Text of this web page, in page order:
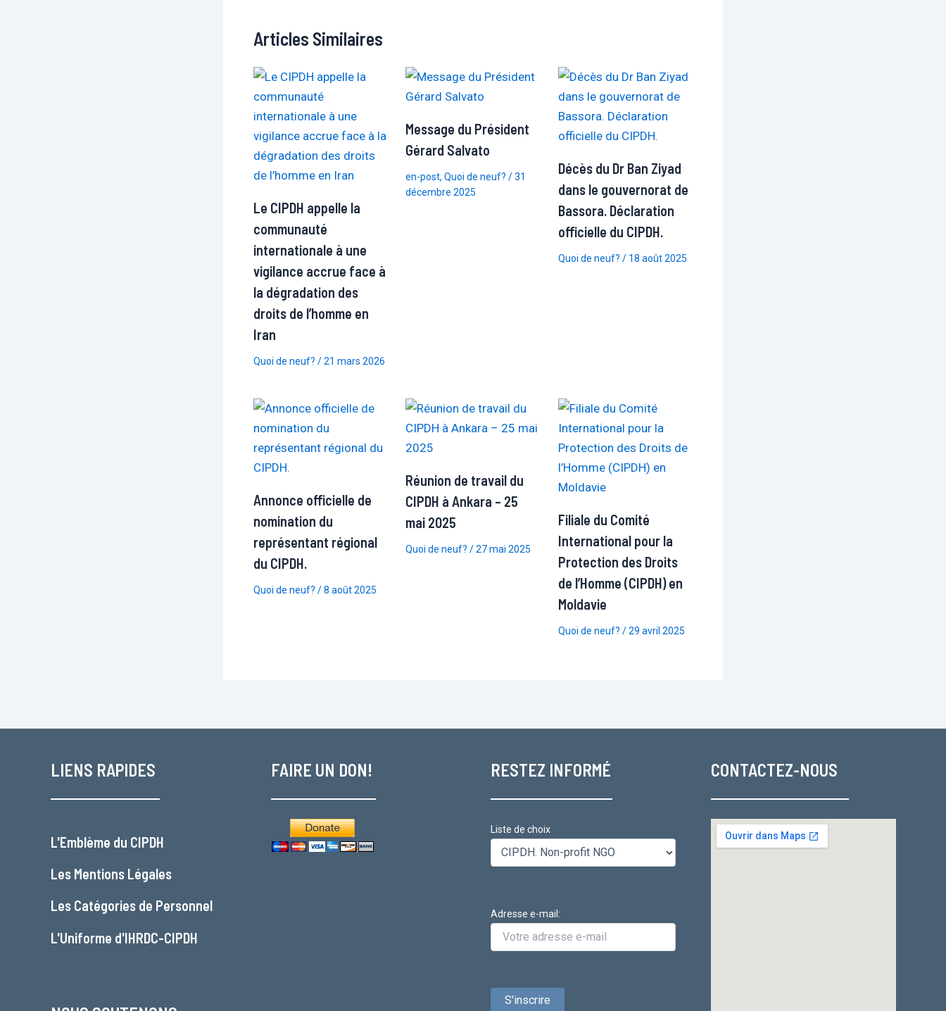
Articles Similaires
Le CIPDH appelle la
communauté
internationale à une
vigilance accrue face à
la dégradation des
droits de l’homme en
Iran
Quoi de neuf? /21 mars 2026
Message du Président
Gérard Salvato
en-post,Quoi de neuf? /31
décembre 2025
Décès du Dr Ban Ziyad
dans le gouvernorat de
Bassora. Déclaration
officielle du CIPDH.
Quoi de neuf? / 18 août 2025
Annonce officielle de
nomination du
représentant régional
du CIPDH.
Quoi de neuf? /8 août 2025
Réunion de travail du
CIPDH à Ankara – 25
mai 2025
Quoi de neuf? /27 mai 2025
Filiale du Comité
International pour la
Protection des Droits
de l’Homme (CIPDH) en
Moldavie
Quoi de neuf? /29 avril 2025
LIENS RAPIDES
L'Emblème du CIPDH
Les Mentions Légales
Les Catégories de Personnel
L'Uniforme d'IHRDC-CIPDH
FAIRE UN DON! RESTEZ INFORMÉ
Liste de choix
Adresse e-mail:
CONTACTEZ-NOUS